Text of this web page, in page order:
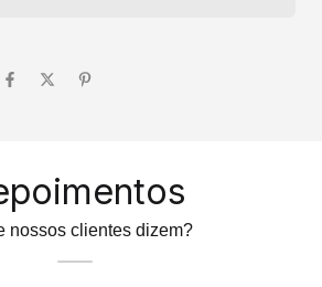
nossos clientes dizem?